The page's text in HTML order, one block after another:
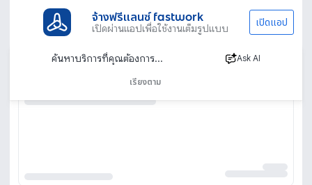
จ้างฟรีแลนซ์ fastwork
เปิดผ่านแอปเพื่อใช้งานเต็มรูปแบบ เปิดแอป
Ask AI
เรียงตาม